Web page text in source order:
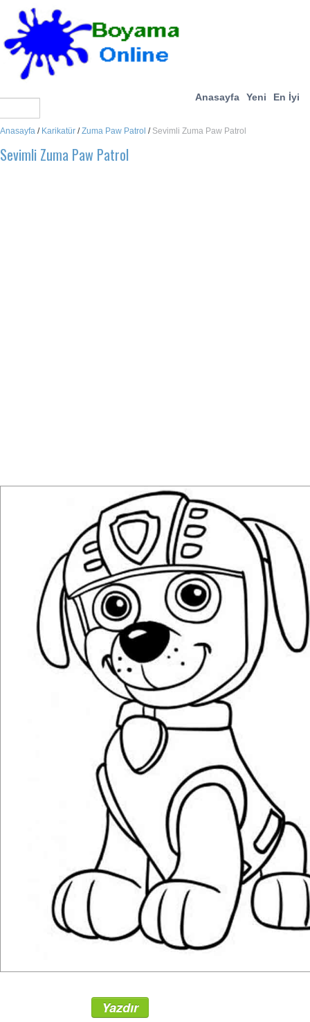
Anasayfa Yeni En İyi
Anasayfa / Karikatür /Zuma Paw Patrol / Sevimli Zuma Paw Patrol
Sevimli Zuma Paw Patrol
Yazdır